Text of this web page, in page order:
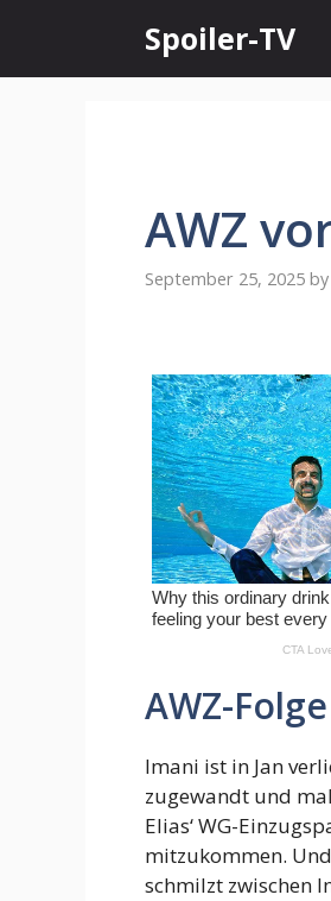
content
Spoiler-TV
AWZ
September 25, 2025 by
AWZ-
Imani ist in Jan
zugewandt und
Elias‘ WG-
mitzukommen.
schmilzt zwischen